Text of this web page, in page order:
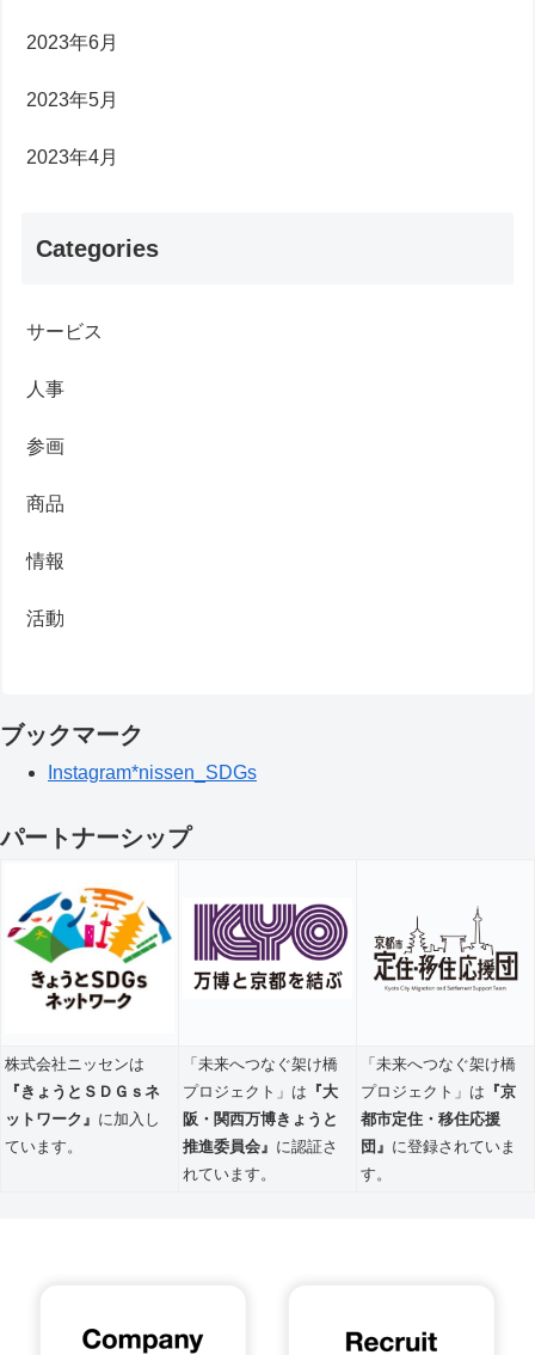
2023年6月
2023年5月
2023年4月
Categories
サービス
人事
参画
商品
情報
活動
ブックマーク
Instagram*nissen_SDGs
パートナーシップ
株式会社ニッセンは
『きょうとＳＤＧｓネ
ットワーク』 に加入し
ています。
「未来へつなぐ架け橋
プロジェクト」は 『大
阪・関西万博きょうと
推進委員会』 に認証さ
れています。
「未来へつなぐ架け橋
プロジェクト」は 『京
都市定住・移住応援
団』 に登録されていま
す。